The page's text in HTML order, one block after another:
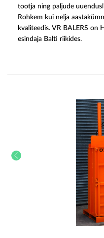
tootja ning paljude
Rohkem kui nelja
kvaliteedis. VR BALERS on
esindaja Balti riikides.